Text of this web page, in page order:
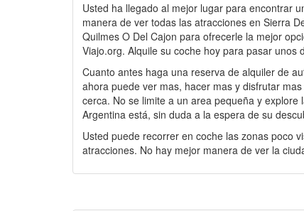
Usted ha llegado al mejor lugar para encontrar
manera de ver todas las atracciones en Sierra
Quilmes O Del Cajon para ofrecerle la mejor
Viajo.org. Alquile su coche hoy para pasar unos
Cuanto antes haga una reserva de alquiler de
ahora puede ver mas, hacer mas y disfrutar
cerca. No se limite a un area pequeña y
Argentina está, sin duda a la espera de su
Usted puede recorrer en coche las zonas poco
atracciones. No hay mejor manera de ver la